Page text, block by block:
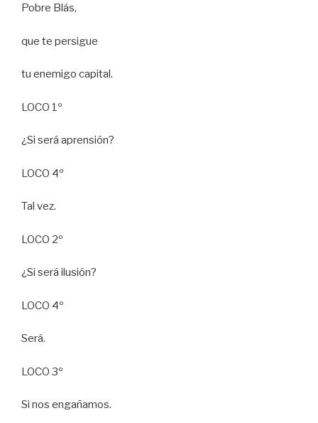
Pobre Blás,
que te persigue
tu enemigo capital.
LOCO 1º
¿Si será aprensión?
LOCO 4º
Tal vez.
LOCO 2º
¿Si será ilusión?
LOCO 4º
Será.
LOCO 3º
Si nos engañamos.